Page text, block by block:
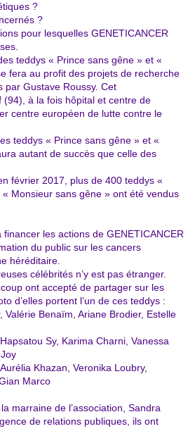
?
?
pour lesquelles GENETICANCER
teddys « Prince sans gêne » et «
fera au profit des projets de recherche
par Gustave Roussy. Cet
(94), à la fois hôpital et centre de
centre européen de lutte contre le
teddys « Prince sans gêne » et «
autant de succès que celle des
février 2017, plus de 400 teddys «
Monsieur sans gêne » ont été vendus
financer les actions de GENETICANCER
du public sur les cancers
héréditaire.
célébrités n’y est pas étranger.
ont accepté de partager sur les
d’elles portent l’un de ces teddys :
Valérie Benaïm, Ariane Brodier, Estelle
Sy, Karima Charni, Vanessa
Khazan, Veronika Loubry,
Marco
marraine de l’association, Sandra
de relations publiques, ils ont